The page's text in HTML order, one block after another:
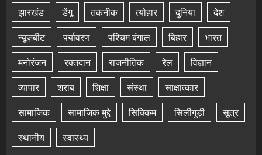
झारखंड
डेंगू तकनीक त्योहार दुनिया
देश
न्यूज़बीट
पर्यावरण पश्चिम बंगाल बिहार
भारत
मनोरंजन
रक्तदान राजनीतिक रेल
विज्ञान
व्यापार
शराब शिक्षा संस्था
साक्षात्कार
सामाजिक
सामाजिक मुद्दे सिक्किम सिलीगुड़ी
सूत्र
स्थानीय
स्वास्थ्य